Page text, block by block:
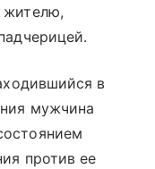
жителю,
в
мужчина
против ее